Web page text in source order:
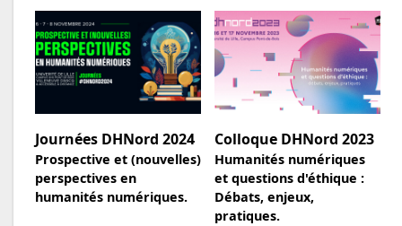
Journées DHNord 2024
Prospective et (nouvelles)
perspectives en
humanités numériques.
Colloque DHNord 2023
Humanités numériques
et questions d'éthique :
Débats, enjeux,
pratiques.